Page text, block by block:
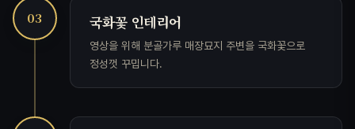
03 국화꽃 인테리어
영상을 위해 분골가루 매장묘지 주변을 국화꽃으로
정성껏 꾸밉니다.